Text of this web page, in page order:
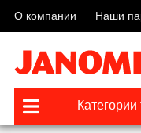
О компании Наши